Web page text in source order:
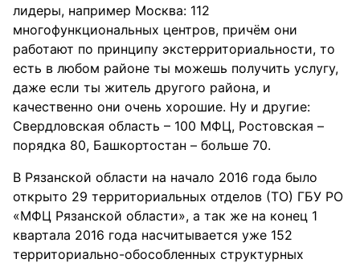
лидеры, например Москва: 112
многофункциональных центров, причём они
работают по принципу экстерриториальности, то
есть в любом районе ты можешь получить услугу,
даже если ты житель другого района, и
качественно они очень хорошие. Ну и другие:
Свердловская область – 100 МФЦ, Ростовская –
порядка 80, Башкортостан – больше 70.
В Рязанской области на начало 2016 года было
открыто 29 территориальных отделов (ТО) ГБУ РО
«МФЦ Рязанской области», а так же на конец 1
квартала 2016 года насчитывается уже 152
территориально-обособленных структурных